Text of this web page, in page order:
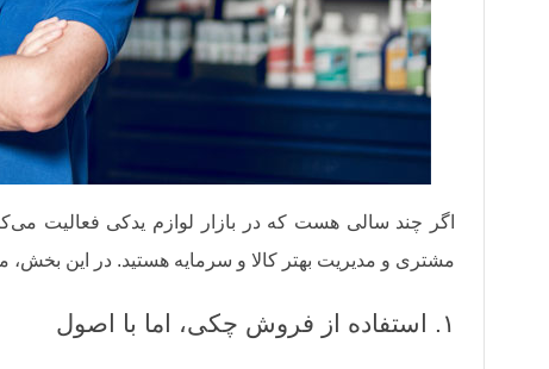
اگر چند سالی هست که در بازار لوازم یدکی فعالیت
مشتری و مدیریت بهتر کالا و سرمایه هستید. در این
۱. استفاده از فروش چکی، اما با اصول